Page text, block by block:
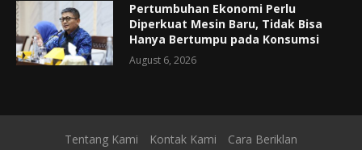
Pertumbuhan Ekonomi Perlu
Diperkuat Mesin Baru, Tidak Bisa
Hanya Bertumpu pada Konsumsi
August 6, 2026
Tentang Kami Kontak Kami Cara Beriklan